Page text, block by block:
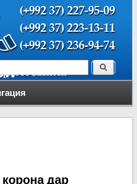
поиска Поиск
дар